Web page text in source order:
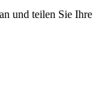
und teilen Sie Ihre